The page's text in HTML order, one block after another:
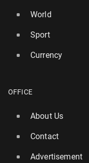
World
Sport
Currency
OFFICE
About Us
Contact
Advertisement